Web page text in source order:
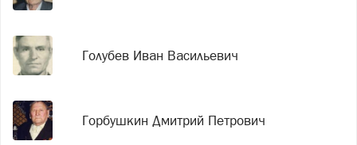
Голубев Иван Васильевич
Горбушкин Дмитрий Петрович